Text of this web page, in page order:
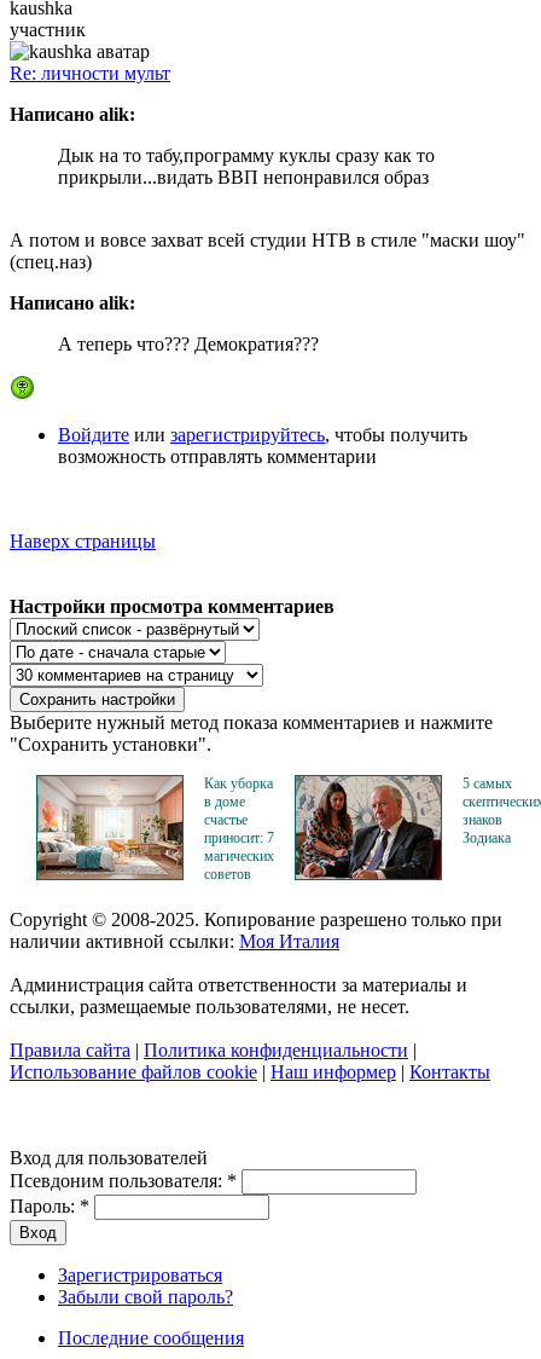
kaushka
участник
Re: личности мульт
Написано alik:
Дык на то табу,программу куклы сразу как то
прикрыли...видать ВВП непонравился образ
А потом и вовсе захват всей студии НТВ в стиле "маски шоу"
(спец.наз)
Написано alik:
А теперь что??? Демократия???
Войдите или зарегистрируйтесь, чтобы получить
возможность отправлять комментарии
Наверх страницы
Настройки просмотра комментариев
Выберите нужный метод показа комментариев и нажмите
"Сохранить установки".
Как уборка
в доме
счастье
приносит: 7
магических
советов
5 самых
знаков
Зодиака
Copyright © 2008-2025. Копирование разрешено только при
наличии активной ссылки: Моя Италия
Администрация сайта ответственности за материалы и
ссылки, размещаемые пользователями, не несет.
Правила сайта | Политика конфиденциальности |
Использование файлов cookie | Наш информер | Контакты
Вход для пользователей
Псевдоним пользователя: *
Пароль: *
Зарегистрироваться
Забыли свой пароль?
Последние сообщения